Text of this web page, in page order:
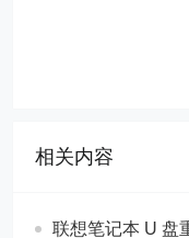
相关内容
联想笔记本 U 盘